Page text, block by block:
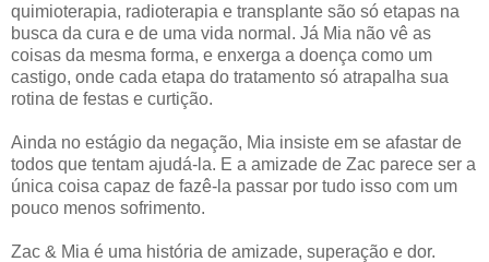
quimioterapia, radioterapia e transplante são só etapas na
busca da cura e de uma vida normal. Já Mia não vê as
coisas da mesma forma, e enxerga a doença como um
castigo, onde cada etapa do tratamento só atrapalha sua
rotina de festas e curtição.
Ainda no estágio da negação, Mia insiste em se afastar de
todos que tentam ajudá-la. E a amizade de Zac parece ser a
única coisa capaz de fazê-la passar por tudo isso com um
pouco menos sofrimento.
Zac & Mia é uma história de amizade, superação e dor.